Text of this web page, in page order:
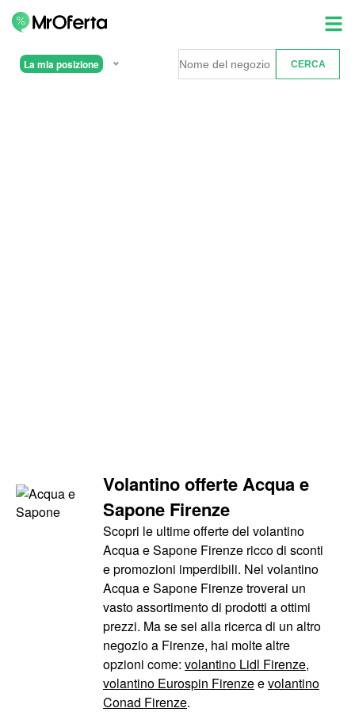
La mia posizione
Volantino offerte Acqua e
Sapone Firenze
Scopri le ultime offerte del volantino
Acqua e Sapone Firenze ricco di sconti
e promozioni imperdibili. Nel volantino
Acqua e Sapone Firenze troverai un
vasto assortimento di prodotti a ottimi
prezzi. Ma se sei alla ricerca di un altro
negozio a Firenze, hai molte altre
opzioni come: volantino Lidl Firenze,
volantino Eurospin Firenzeevolantino
Conad Firenze.